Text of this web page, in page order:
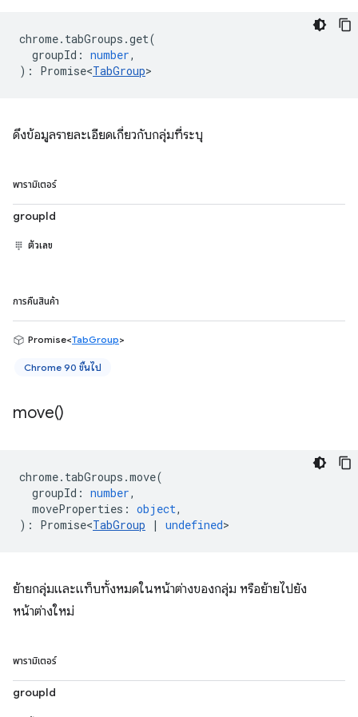
chrome. tabGroups .get(
groupId : number,
) : Promise<TabGroup>
ดึงข้อมูลรายละเอียดเกี่ยวกับกลุ่มที่ระบุ
พารามิเตอร์
groupId
ตัวเลข
การคืนสินค้า
Promise<TabGroup>
Chrome 90 ขึ้นไป
move()
chrome. tabGroups .move(
groupId : number,
moveProperties : object,
) : Promise<TabGroup | undefined>
ย้ายกลุ่มและแท็บทั้งหมดในหน้าต่างของกลุ่ม หรือย้ายไปยัง
หน้าต่างใหม่
พารามิเตอร์
groupId